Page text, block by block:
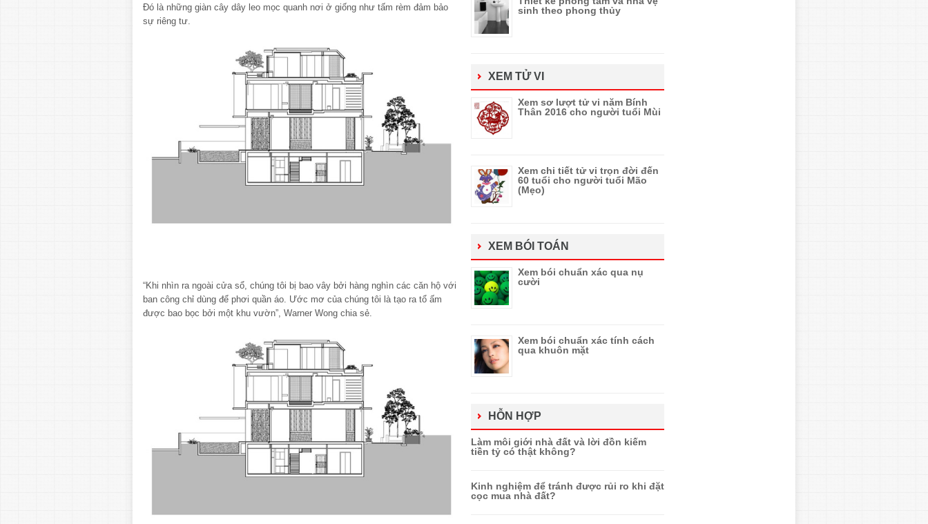
Đó là những giàn cây dây leo mọc quanh nơi ở giống như tấm rèm đảm bảo
sự riêng tư.
“Khi nhìn ra ngoài cửa sổ, chúng tôi bị bao vây bởi hàng nghìn các căn hộ với
ban công chỉ dùng để phơi quần áo. Ước mơ của chúng tôi là tạo ra tổ ấm
được bao bọc bởi một khu vườn”, Warner Wong chia sẻ.
sinh theo phong thủy
XEM TỬ VI
Xem sơ lượt tử vi năm Bính
Thân 2016 cho người tuổi Mùi
Xem chi tiết tử vi trọn đời đến
60 tuổi cho người tuổi Mão
(Mẹo)
XEM BÓI TOÁN
Xem bói chuẩn xác qua nụ
cười
Xem bói chuẩn xác tính cách
qua khuôn mặt
HỖN HỢP
Làm môi giới nhà đất và lời đồn kiếm
tiền tỷ có thật không?
Kinh nghiệm để tránh được rủi ro khi đặt
cọc mua nhà đất?